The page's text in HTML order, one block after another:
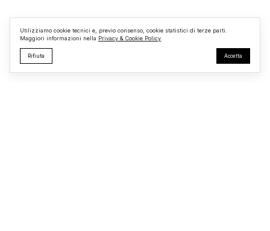
Utilizziamo cookie tecnici e, previo consenso, cookie statistici di terze parti.
Maggiori informazioni nella Privacy & Cookie Policy
Rifiuta Accetta